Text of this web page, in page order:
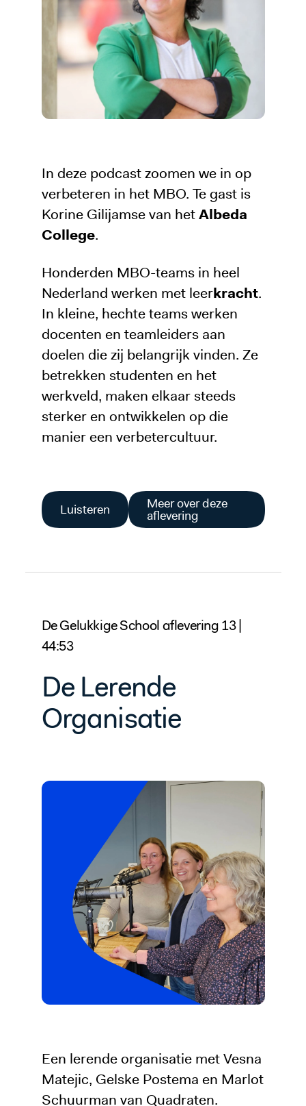
In deze podcast zoomen we in op
verbeteren in het MBO. Te gast is
Korine Gilijamse van hetAlbeda
College.
Honderden MBO-teams in heel
Nederland werken met leerkracht.
In kleine, hechte teams werken
docenten en teamleiders aan
doelen die zij belangrijk vinden. Ze
betrekken studenten en het
werkveld, maken elkaar steeds
sterker en ontwikkelen op die
manier een verbetercultuur.
Luisteren Meer over deze
aflevering
De Gelukkige School aflevering 13 |
44:53
De Lerende
Organisatie
Een lerende organisatie met Vesna
Matejic, Gelske Postema en Marlot
Schuurman van Quadraten.